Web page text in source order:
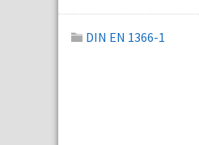
DIN EN 1366-1